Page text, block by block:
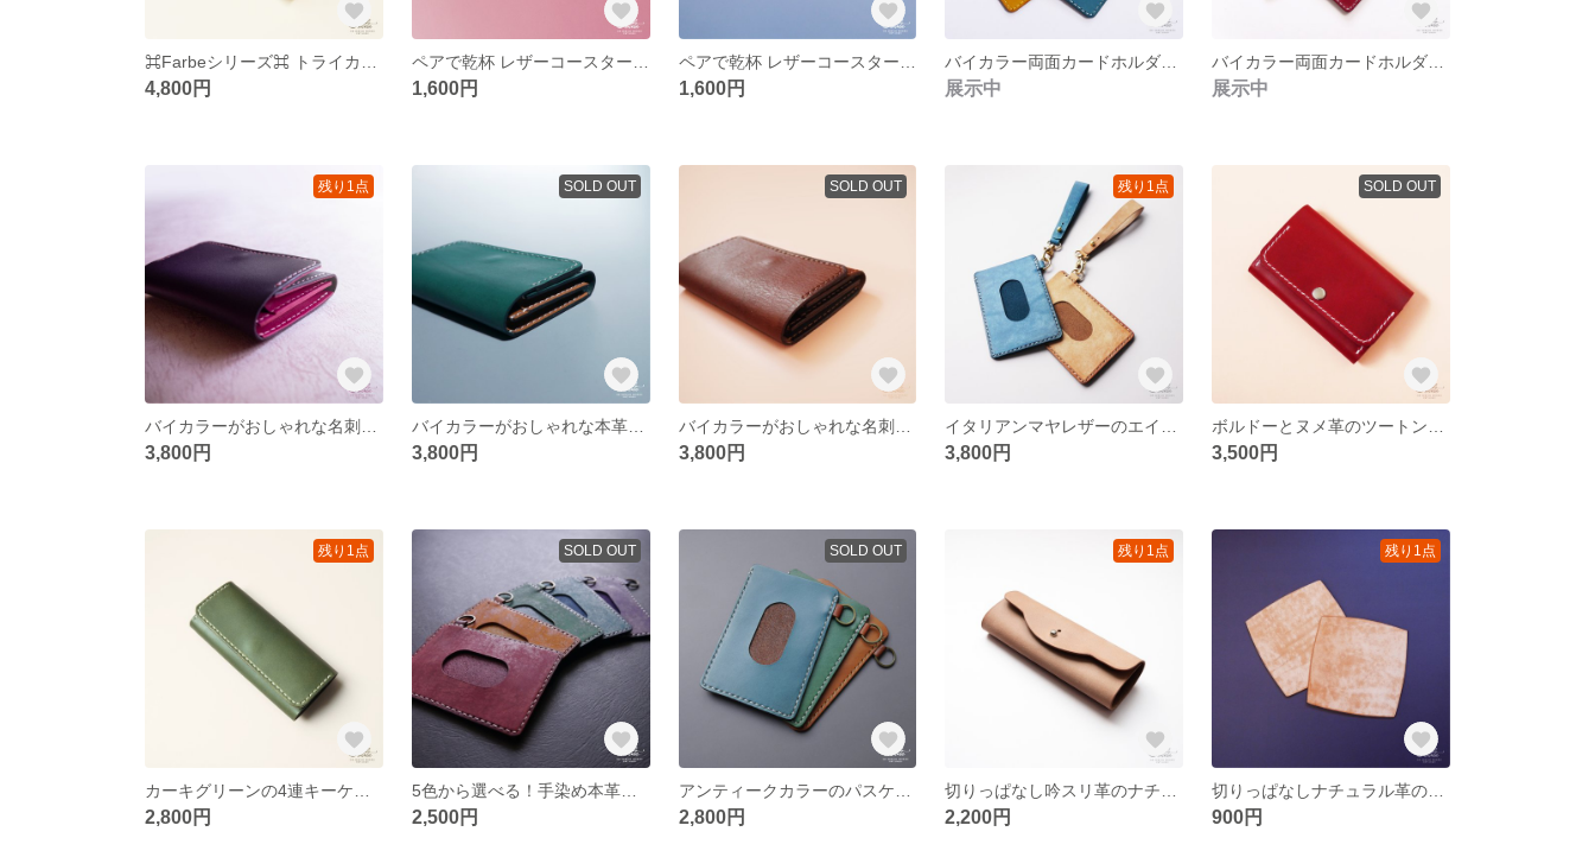
4,800円 1,600円 1,600円 展示中 展示中
残り1点
3,800円
SOLD OUT
バイカラーがおしゃれな本革名刺入れ/ブルー&ナチュラル
3,800円
SOLD OUT
3,800円
残り1点
3,800円
SOLD OUT
3,500円
残り1点
2,800円
SOLD OUT
5色から選べる！手染め本革のパスケース
2,500円
SOLD OUT
2,800円
残り1点
2,200円
残り1点
900円